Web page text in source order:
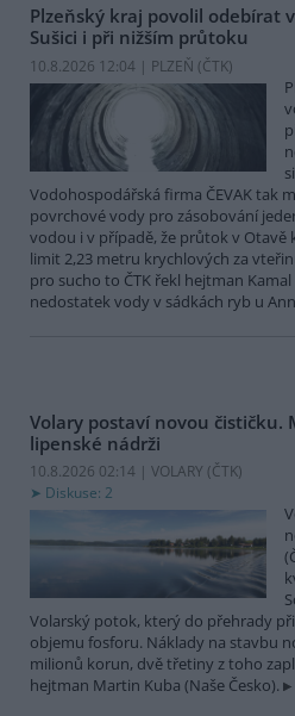
Plzeňský kraj povolil odebírat
Sušici i při nižším průtoku
10.8.2026 12:04 | PLZEŇ (ČTK)
Vodohospodářská firma ČEVAK tak
povrchové vody pro zásobování
vodou i v případě, že průtok v Otavě
limit 2,23 metru krychlových za
pro sucho to ČTK řekl hejtman
nedostatek vody v sádkách ryb u
Volary postaví novou čističku.
lipenské nádrži
10.8.2026 02:14 | VOLARY (ČTK)
Diskuse: 2
Volarský potok, který do přehrady
objemu fosforu. Náklady na stavbu
milionů korun, dvě třetiny z toho
hejtman Martin Kuba (Naše Česko).